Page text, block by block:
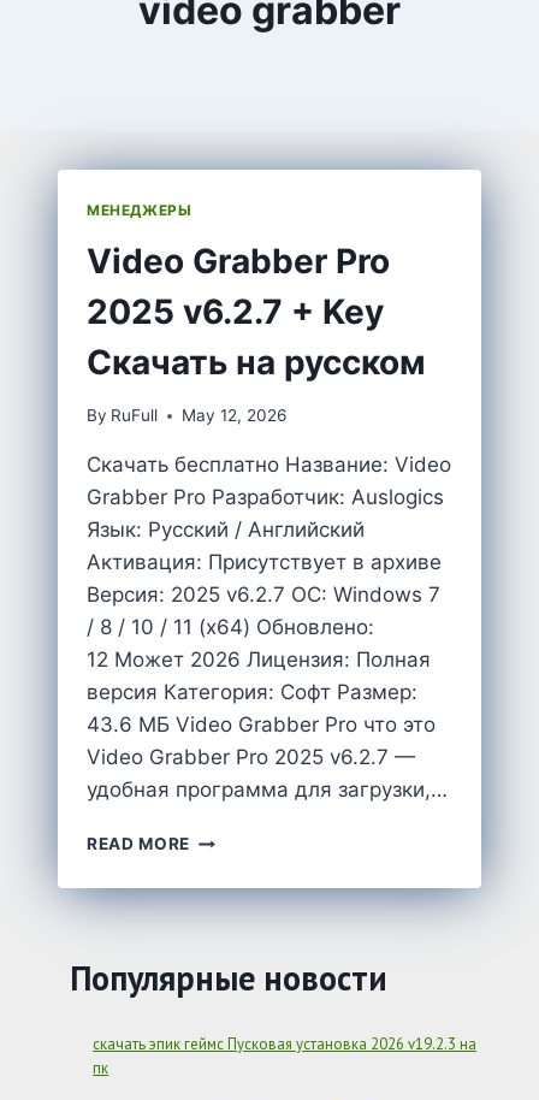
video grabber
МЕНЕДЖЕРЫ
Video Grabber Pro
2025 v6.2.7 + Key
Скачать на русском
By RuFull May 12, 2026
Скачать бесплатно Название: Video
Grabber Pro Разработчик: Auslogics
Язык: Русский / Английский
Активация: Присутствует в архиве
Версия: 2025 v6.2.7 OC: Windows 7
/ 8 / 10 / 11 (x64) Обновлено:
12 Может 2026 Лицензия: Полная
версия Категория: Софт Размер:
43.6 MБ Video Grabber Pro что это
Video Grabber Pro 2025 v6.2.7 —
удобная программа для загрузки,…
READ MORE VIDEO
PRO
KEY
НА
Популярные новости
скачать эпик геймс Пусковая установка 2026 v19.2.3 на
пк